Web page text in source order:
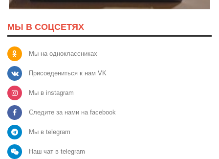
МЫ В СОЦСЕТЯХ
Мы на одноклассниках
Присоедениться к нам VK
Мы в instagram
Следите за нами на facebook
Мы в telegram
Наш чат в telegram